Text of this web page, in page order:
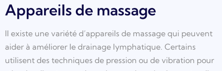
Appareils de massage
Il existe une variété d’appareils de massage qui peuvent
aider à améliorer le drainage lymphatique. Certains
utilisent des techniques de pression ou de vibration pour